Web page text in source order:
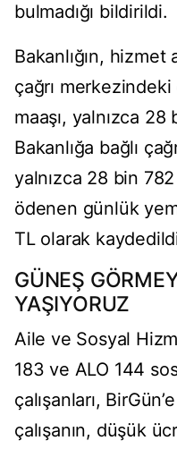
bulmadığı bildirildi.
Bakanlığın, hizmet
çağrı merkezindeki
maaşı, yalnızca
Bakanlığa bağlı
yalnızca 28 bin
ödenen günlük
TL olarak
GÜNEŞ
YAŞIYORUZ
Aile ve Sosyal
183 ve ALO 144
çalışanları,
çalışanın, düşük